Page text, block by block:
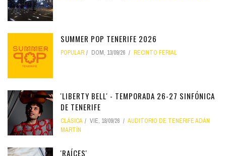
SUMMER POP TENERIFE 2026
POPULAR DOM, 13/09/26 RECINTO FERIAL
'LIBERTY BELL' - TEMPORADA 26-27 SINFÓNICA
DE TENERIFE
CLÁSICA VIE, 18/09/26
AUDITORIO DE TENERIFE ADÁN
MARTÍN
'RAÍCES'